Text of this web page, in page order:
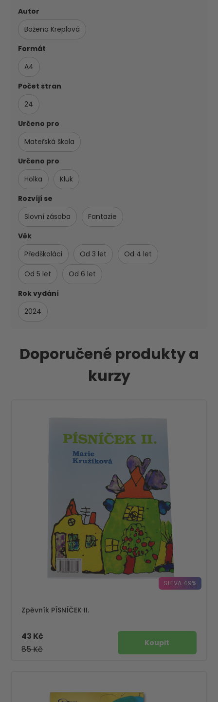
Autor
Božena Kreplová
Formát
A4
Počet stran
24
Určeno pro
Mateřská škola
Určeno pro
Holka
Kluk
Rozvíjí se
Slovní zásoba
Fantazie
Věk
Předškoláci
Od 3 let Od 4 let
Od 5 let
Od 6 let
Rok vydání
2024
Doporučené produkty a
kurzy
SLEVA 49%
Zpěvník PÍSNÍČEK II.
85 Kč
43 Kč